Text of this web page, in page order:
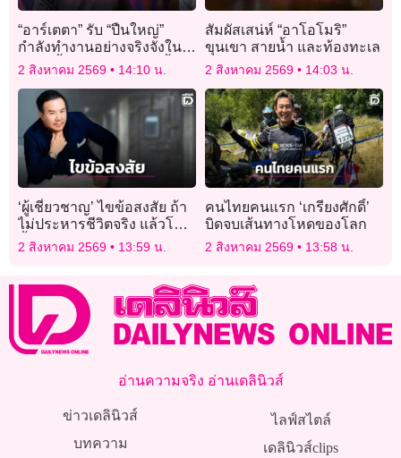
“อาร์เตตา” รับ “ปืนใหญ่”
กำลังทำงานอย่างจริงจังใน
ตลาดซื้อขาย พร้อมส่ง “ยิ้ม”
2 สิงหาคม 2569 14:10 น.
สัมผัสเสน่ห์ “อาโอโมริ”
ขุนเขา สายน้ำ และท้องทะเล
2 สิงหาคม 2569 14:03 น.
‘ผู้เชี่ยวชาญ’ ไขข้อสงสัย ถ้า
ไม่ประหารชีวิตจริง แล้วโลก
นี้จัดการกับอาชญากรร้าย
2 สิงหาคม 2569 13:59 น.
คนไทยคนแรก ‘เกรียงศักดิ์’
บิดจบเส้นทางโหดของโลก
2 สิงหาคม 2569 13:58 น.
อ่านความจริง อ่านเดลินิวส์
ข่าวเดลินิวส์
บทความ
ไลฟ์สไตล์
เดลินิวส์clips